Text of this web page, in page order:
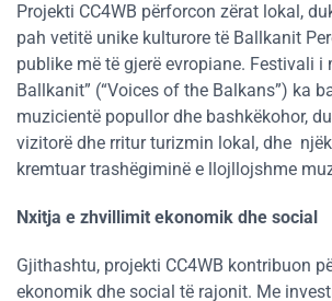
Projekti CC4WB përforcon zërat lokal,
pah vetitë unike kulturore të Ballkanit
publike më të gjerë evropiane. Festivali i
Ballkanit” (“Voices of the Balkans”) ka
muzicientë popullor dhe bashkëkohor,
vizitorë dhe rritur turizmin lokal, dhe
kremtuar trashëgiminë e llojllojshme
Nxitja e zhvillimit ekonomik dhe social
Gjithashtu, projekti CC4WB kontribuon
ekonomik dhe social të rajonit. Me